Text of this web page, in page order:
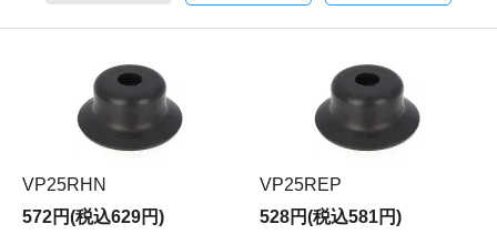
VP25RHN
572円(税込629円)
VP25REP
528円(税込581円)